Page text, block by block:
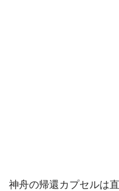
神舟の帰還カプセルは